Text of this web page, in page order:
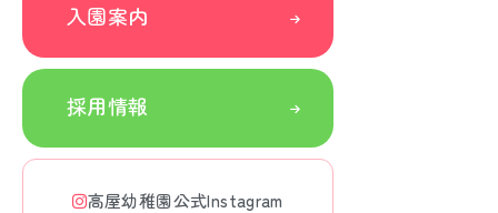
入園案内
採用情報
高屋幼稚園公式Instagram